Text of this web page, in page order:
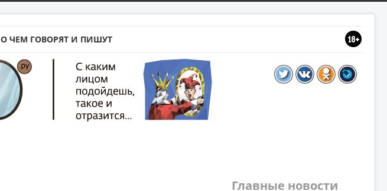
О ЧЕМ ГОВОРЯТ И ПИШУТ
Главные новости